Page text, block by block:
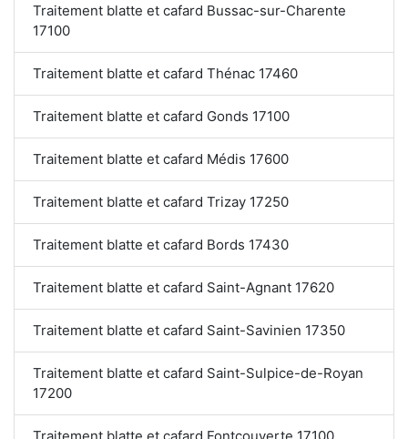
Traitement blatte et cafard Bussac-sur-Charente
17100
Traitement blatte et cafard Thénac 17460
Traitement blatte et cafard Gonds 17100
Traitement blatte et cafard Médis 17600
Traitement blatte et cafard Trizay 17250
Traitement blatte et cafard Bords 17430
Traitement blatte et cafard Saint-Agnant 17620
Traitement blatte et cafard Saint-Savinien 17350
Traitement blatte et cafard Saint-Sulpice-de-Royan
17200
Traitement blatte et cafard Fontcouverte 17100